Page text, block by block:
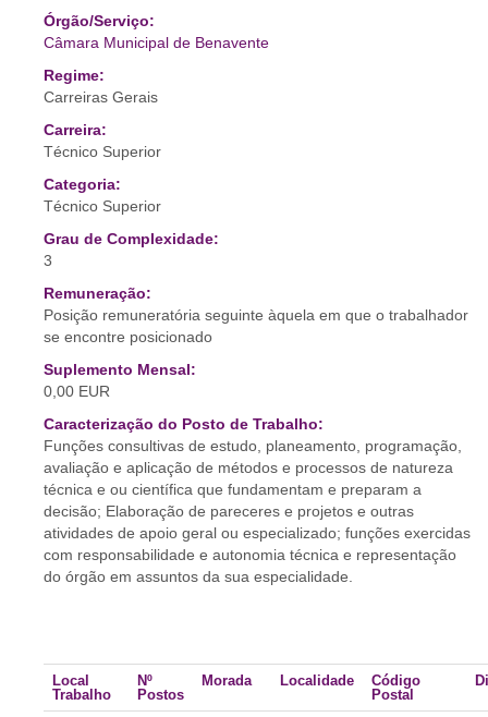
Órgão/Serviço:
Câmara Municipal de Benavente
Regime:
Carreiras Gerais
Carreira:
Técnico Superior
Categoria:
Técnico Superior
Grau de Complexidade:
3
Remuneração:
Posição remuneratória seguinte àquela em que o trabalhador
se encontre posicionado
Suplemento Mensal:
0,00 EUR
Caracterização do Posto de Trabalho:
Funções consultivas de estudo, planeamento, programação,
avaliação e aplicação de métodos e processos de natureza
técnica e ou científica que fundamentam e preparam a
decisão; Elaboração de pareceres e projetos e outras
atividades de apoio geral ou especializado; funções exercidas
com responsabilidade e autonomia técnica e representação
do órgão em assuntos da sua especialidade.
Local
Trabalho
Nº
Postos
Morada Localidade
Código
Postal